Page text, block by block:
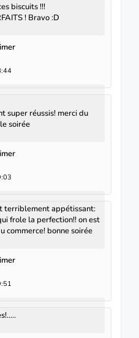
biscuits !!!
! Bravo :D
super réussis! merci du
soirée
terriblement appétissant:
frole la perfection!! on est
commerce! bonne soirée